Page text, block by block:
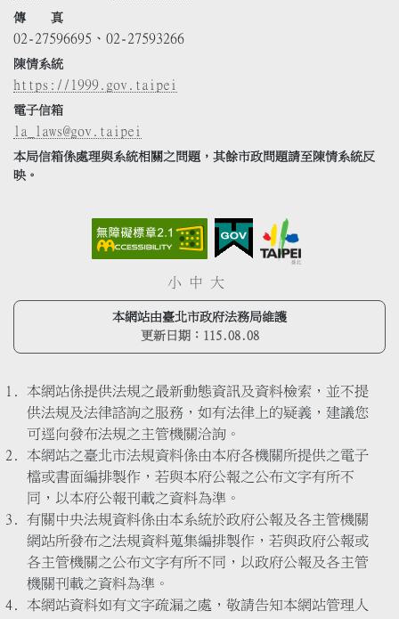
傳 真
02-27596695、02-27593266
陳情系統
https://1999.gov.taipei
電子信箱
la_laws@gov.taipei
本局信箱係處理與系統相關之問題，其餘市政問題請至陳情系統反
映。
小 中 大
本網站由臺北市政府法務局維護
更新日期： 115.08.08
本網站係提供法規之最新動態資訊及資料檢索，並不提
供法規及法律諮詢之服務，如有法律上的疑義，建議您
可逕向發布法規之主管機關洽詢。
本網站之臺北市法規資料係由本府各機關所提供之電子
檔或書面編排製作，若與本府公報之公布文字有所不
同，以本府公報刊載之資料為準。
有關中央法規資料係由本系統於政府公報及各主管機關
網站所發布之法規資料蒐集編排製作，若與政府公報或
各主管機關之公布文字有所不同，以政府公報及各主管
機關刊載之資料為準。
本網站資料如有文字疏漏之處，敬請告知本網站管理人